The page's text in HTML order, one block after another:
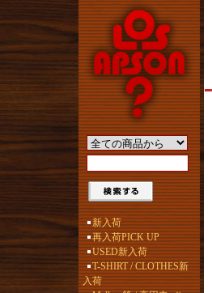
新入荷
再入荷PICK UP
USED新入荷
T-SHIRT / CLOTHES新
入荷